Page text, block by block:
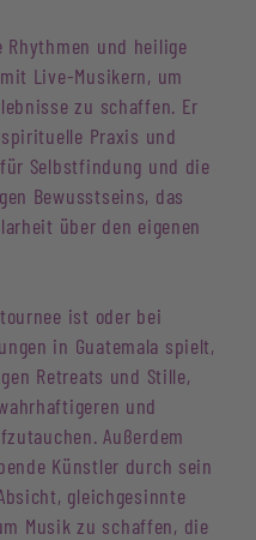
und heilige
Live-Musikern, um
zu schaffen. Er
Praxis und
Selbstfindung und die
Bewusstseins, das
über den eigenen
ist oder bei
in Guatemala spielt,
Retreats und Stille,
und
Außerdem
Künstler durch sein
gleichgesinnte
Musik zu schaffen, die